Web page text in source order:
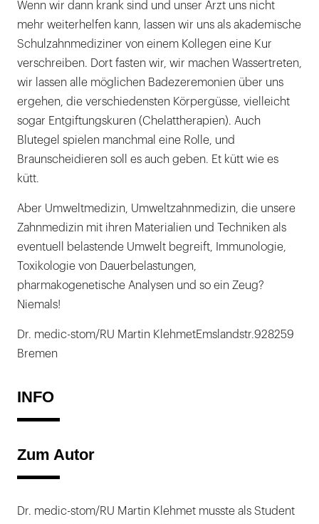
Wenn wir dann krank sind und unser Arzt uns nicht
mehr weiterhelfen kann, lassen wir uns als akademische
Schulzahnmediziner von einem Kollegen eine Kur
verschreiben. Dort fasten wir, wir machen Wassertreten,
wir lassen alle möglichen Badezeremonien über uns
ergehen, die verschiedensten Körpergüsse, vielleicht
sogar Entgiftungskuren (Chelattherapien). Auch
Blutegel spielen manchmal eine Rolle, und
Braunscheidieren soll es auch geben. Et kütt wie es
kütt.
Aber Umweltmedizin, Umweltzahnmedizin, die unsere
Zahnmedizin mit ihren Materialien und Techniken als
eventuell belastende Umwelt begreift, Immunologie,
Toxikologie von Dauerbelastungen,
pharmakogenetische Analysen und so ein Zeug?
Niemals!
Dr. medic-stom/RU Martin KlehmetEmslandstr.928259
Bremen
INFO
Zum Autor
Dr. medic-stom/RU Martin Klehmet musste als Student